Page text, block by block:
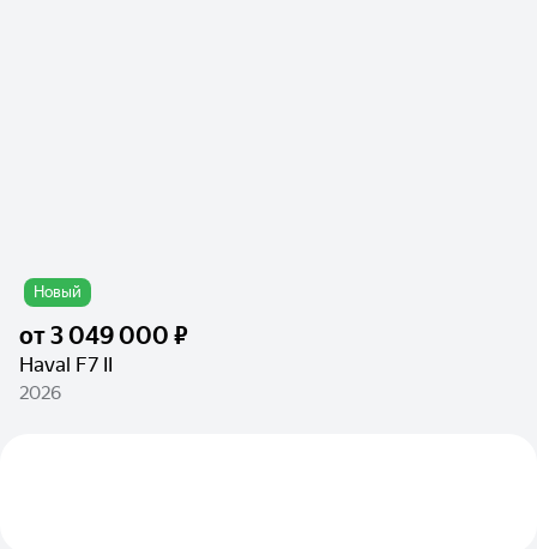
Новый
от3 049 000 ₽
Haval F7 II
2026